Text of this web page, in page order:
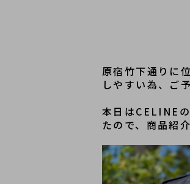
原宿竹下通りに
しやすい為、ご
本日はCELINE
たので、商品紹